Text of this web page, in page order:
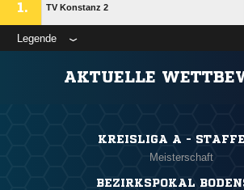
1. TV Konstanz 2
Legende
AKTUELLE
KREISLIGA A -
Meisterschaft
BEZIRKSPOKAL